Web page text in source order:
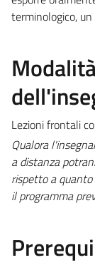
terminologico,
Lezioni frontali
Qualora
a distanza
rispetto a
il programma